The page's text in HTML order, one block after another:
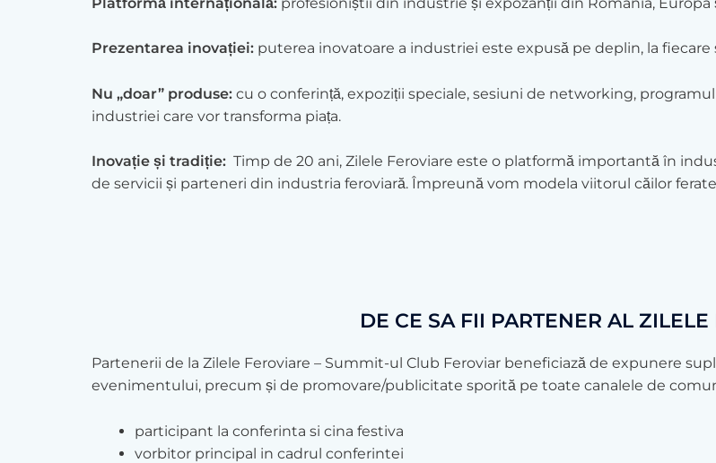
Prezentarea inovației: puterea inovatoare a industriei este expusă pe deplin, la fiecare
Nu „doar” produse: cu o conferință, expoziții speciale, sesiuni de networking,
industriei care vor transforma piața.
Inovație și tradiție: Timp de 20 ani, Zilele Feroviare este o platformă importantă în
de servicii și parteneri din industria feroviară. Împreună vom modela viitorul căilor
DE CE SA FII PARTENER AL
Partenerii de la Zilele Feroviare – Summit-ul Club Feroviar beneficiază de expunere
evenimentului, precum și de promovare/publicitate sporită pe toate canalele de
participant la conferinta si cina festiva
vorbitor principal in cadrul conferintei